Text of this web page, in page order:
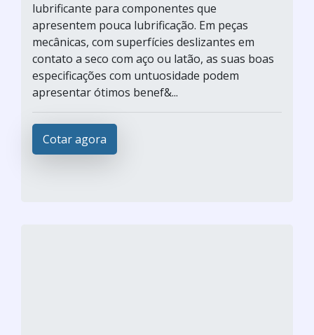
lubrificante para componentes que
apresentem pouca lubrificação. Em peças
mecânicas, com superfícies deslizantes em
contato a seco com aço ou latão, as suas boas
especificações com untuosidade podem
apresentar ótimos benef&...
Cotar agora